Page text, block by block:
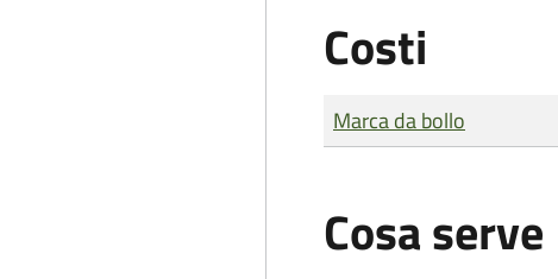
Costi
Tipo di pagamento
Importo
Marca da bollo
Cosa serve